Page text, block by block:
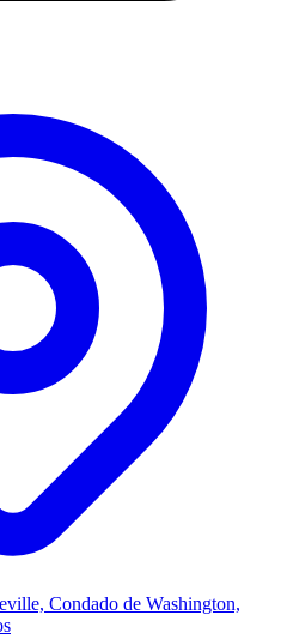
Condado de Washington,